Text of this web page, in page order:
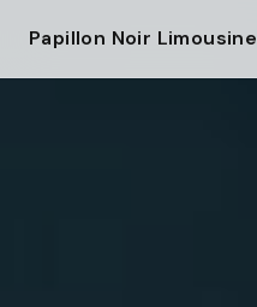
Papillon Noir Limousine